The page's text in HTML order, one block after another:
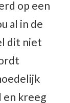
op een
al in de
dit niet
en kreeg